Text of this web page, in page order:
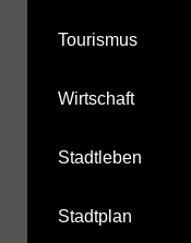
Tourismus
Wirtschaft
Stadtleben
Stadtplan